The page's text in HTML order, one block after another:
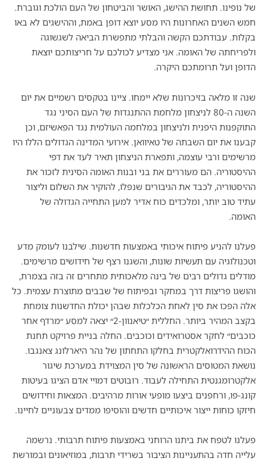
של נופינו. תחושת ההישג, האושר והביטחון של העם הולכת וגוברת.
חמש השנים האחרונות היו מסע יוצא דופן באמת, וההישגים לא באו
בקלות. עבודתכם הקשה והבלתי מתפשרת הביאה לשגשוגה
ולפריחתה של האומה. אני מצדיע לכולכם על חריצותכם יוצאת
הדופן ועל תרומתכם היקרה.
שנה זו מלאה בזיכרונות שלא יימחו. ציינו בטקסים רשמיים את יום
השנה ה-80 לניצחון מלחמת ההתנגדות של העם הסיני נגד
התוקפנות היפנית ולניצחון במלחמה העולמית נגד הפאשיזם, וכן
קבענו את יום השבתה של טאיוואן. אירועי המדינה הגדולים הללו היו
מרשימים ורבי עוצמה, ותפארת הניצחון תאיר לעד את דפי
ההיסטוריה. הם מעוררים את בני ובנות האומה הסינית לזכור את
ההיסטוריה, לכבד את הגיבורים שנפלו, להוקיר את השלום וליצור
עתיד טוב יותר, ומלכדים כוח אדיר למען התחייה הגדולה של
האומה.
פעלנו להניע פיתוח איכותי באמצעות חדשנות. שילבנו לעומק מדע
וטכנולוגיה עם תעשיות שונות, והשגנו רצף של חידושים מרשימים.
מודלים גדולים רבים של בינה מלאכותית מתחרים זה בזה בצמרת,
והושגו פריצות דרך במחקר ובפיתוח של שבבים מתוצרת עצמית. כל
אלה הפכו את סין לאחת הכלכלות שבהן יכולת החדשנות צומחת
בקצב המהיר ביותר. החללית ״טיאנוון-2״ יצאה למסע ״מרדף אחר
כוכבים״ לחקר אסטרואידים וכוכבים. החלה בניית פרויקט תחנת
הכוח ההידרואלקטרית בחלקו התחתון של נהר היארלונג צאנגבו.
נושאת המטוסים הראשונה של סין המצוידת במערכת שיגור
אלקטרומגנטית התחילה לעבוד. רובוטים דמויי אדם הציגו בעיטות
קונג-פו, ורחפנים ביצעו מופעי אורות מרהיבים. המצאות וחידושים
חיזקו כוחות ייצור איכותיים חדשים והוסיפו ממדים צבעוניים לחיינו.
פעלנו לטפח את ביתנו הרוחני באמצעות פיתוח תרבותי. נרשמה
עלייה חדה בהתעניינות הציבור בשרידי תרבות, במוזיאונים ובמורשת